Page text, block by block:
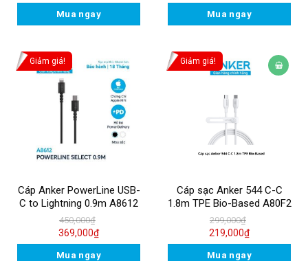
Mua ngay Mua ngay
Giảm giá!
Cáp Anker PowerLine USB-
C to Lightning 0.9m A8612
450,000₫
369,000₫
Mua ngay
Giảm giá!
Cáp sạc Anker 544 C-C
1.8m TPE Bio-Based A80F2
299,000₫
219,000₫
Mua ngay